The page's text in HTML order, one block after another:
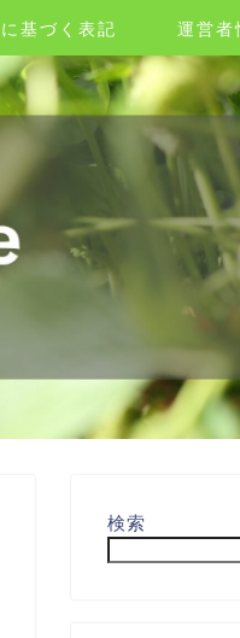
基づく表記 運営者
検索